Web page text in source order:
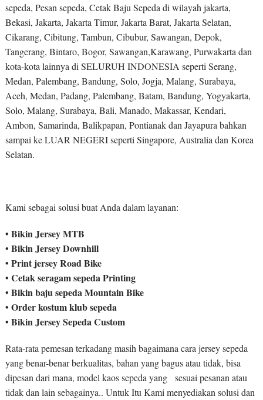
sepeda, Pesan sepeda, Cetak Baju Sepeda di wilayah jakarta,
Bekasi, Jakarta, Jakarta Timur, Jakarta Barat, Jakarta Selatan,
Cikarang, Cibitung, Tambun, Cibubur, Sawangan, Depok,
Tangerang, Bintaro, Bogor, Sawangan,Karawang, Purwakarta dan
kota-kota lainnya di SELURUH INDONESIA seperti Serang,
Medan, Palembang, Bandung, Solo, Jogja, Malang, Surabaya,
Aceh, Medan, Padang, Palembang, Batam, Bandung, Yogyakarta,
Solo, Malang, Surabaya, Bali, Manado, Makassar, Kendari,
Ambon, Samarinda, Balikpapan, Pontianak dan Jayapura bahkan
sampai ke LUAR NEGERI seperti Singapore, Australia dan Korea
Selatan.
Kami sebagai solusi buat Anda dalam layanan:
• Bikin Jersey MTB
• Bikin Jersey Downhill
• Print jersey Road Bike
• Cetak seragam sepeda Printing
• Bikin baju sepeda Mountain Bike
• Order kostum klub sepeda
• Bikin Jersey Sepeda Custom
Rata-rata pemesan terkadang masih bagaimana cara jersey sepeda
yang benar-benar berkualitas, bahan yang bagus atau tidak, bisa
dipesan dari mana, model kaos sepeda yang sesuai pesanan atau
tidak dan lain sebagainya.. Untuk Itu Kami menyediakan solusi dan